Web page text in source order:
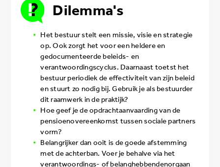
Dilemma's
Het bestuur stelt een missie, visie en strategie
op. Ook zorgt het voor een heldere en
gedocumenteerde beleids- en
verantwoordingscyclus. Daarnaast toetst het
bestuur periodiek de effectiviteit van zijn beleid
en stuurt zo nodig bij. Gebruik je als bestuurder
dit raamwerk in de praktijk?
Hoe geef je de opdrachtaanvaarding van de
pensioenovereenkomst tussen sociale partners
vorm?
Belangrijker dan ooit is de goede afstemming
met de achterban. Voer je behalve via het
verantwoordings- of belanghebbendenorgaan